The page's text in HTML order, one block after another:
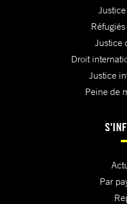
Justice
Droit
Justice
Peine de
Par